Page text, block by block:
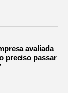
avaliada
preciso passar